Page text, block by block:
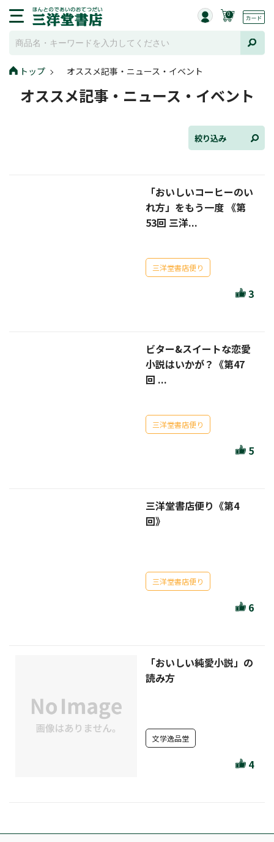
0
トップ オススメ記事・ニュース・イベント
オススメ記事・ニュース・イベント
絞り込み
トレーディングカード情報
ほんとのであいのおてつだい
三洋堂サイト会員が選ぶおすすめ本
リセット
「おいしいコーヒーのい
れ方」をもう一度 《第
53回 三洋...
三洋堂書店便り
3
ビター&スイートな恋愛
小説はいかが？《第47
回 ...
三洋堂書店便り
5
三洋堂書店便り《第4
回》
三洋堂書店便り
6
「おいしい純愛小説」の
読み方
文学逸品堂
4